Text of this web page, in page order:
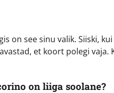
on see sinu valik. Siiski,
et koort polegi
on liiga soolane?